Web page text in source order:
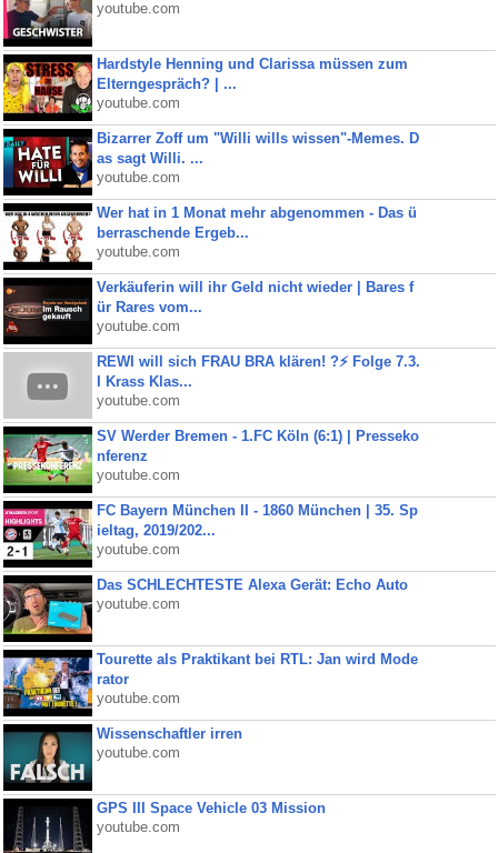
youtube.com
Hardstyle Henning und Clarissa müssen zum
Elterngespräch? | ...
youtube.com
Bizarrer Zoff um "Willi wills wissen"-Memes. D
as sagt Willi. ...
youtube.com
Wer hat in 1 Monat mehr abgenommen - Das ü
berraschende Ergeb...
youtube.com
Verkäuferin will ihr Geld nicht wieder | Bares f
ür Rares vom...
youtube.com
REWI will sich FRAU BRA klären! ?⚡️ Folge 7.3.
I Krass Klas...
youtube.com
SV Werder Bremen - 1.FC Köln (6:1) | Presseko
nferenz
youtube.com
FC Bayern München II - 1860 München | 35. Sp
ieltag, 2019/202...
youtube.com
Das SCHLECHTESTE Alexa Gerät: Echo Auto
youtube.com
Tourette als Praktikant bei RTL: Jan wird Mode
rator
youtube.com
Wissenschaftler irren
youtube.com
GPS III Space Vehicle 03 Mission
youtube.com